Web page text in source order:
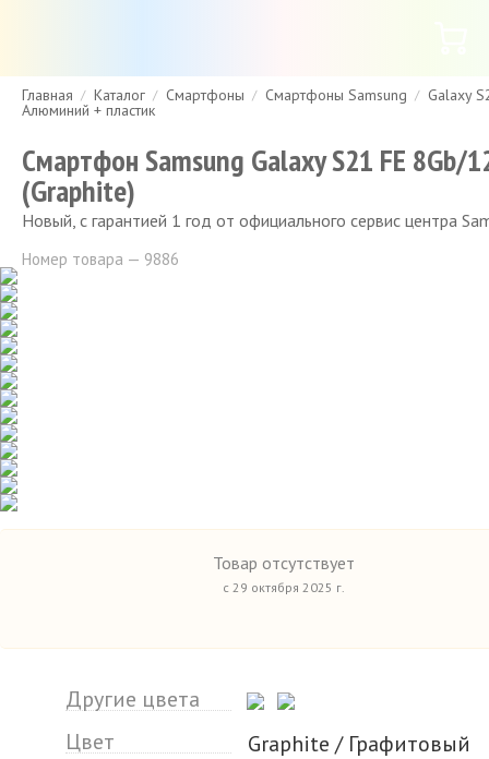
Гарантия Доставка и оплата Спецпредложения Скидки
Главная Каталог Смартфоны Смартфоны Samsung Galaxy
Алюминий + пластик
Смартфон Samsung Galaxy S21 FE 8Gb/
(Graphite)
Новый, с гарантией 1 год от официального сервис центра
Номер товара — 9886
Товар отсутствует
с 29 октября 2025 г.
Другие цвета
Цвет
Graphite / Графитовый